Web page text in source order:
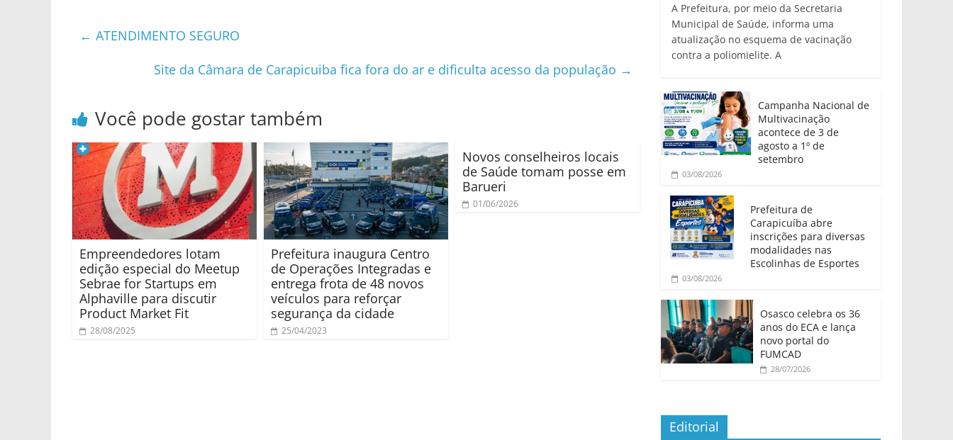
← ATENDIMENTO SEGURO
Site da Câmara de Carapicuiba fica fora do ar e dificulta acesso da população →
Você pode gostar também
Empreendedores lotam
edição especial do Meetup
Sebrae for Startups em
Alphaville para discutir
Product Market Fit
28/08/2025
Prefeitura inaugura Centro
de Operações Integradas e
entrega frota de 48 novos
veículos para reforçar
segurança da cidade
25/04/2023
Novos conselheiros locais
de Saúde tomam posse em
Barueri
01/06/2026
A Prefeitura, por meio da Secretaria
Municipal de Saúde, informa uma
atualização no esquema de vacinação
contra a poliomielite. A
Campanha Nacional de
Multivacinação
acontece de 3 de
agosto a 1º de
setembro
03/08/2026
Prefeitura de
Carapicuíba abre
inscrições para diversas
modalidades nas
Escolinhas de Esportes
03/08/2026
Osasco celebra os 36
anos do ECA e lança
novo portal do
FUMCAD
28/07/2026
Editorial